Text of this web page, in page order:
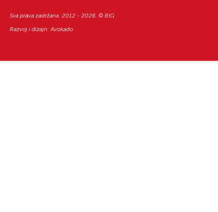
Sva prava zadržana. 2012 - 2026. © BIG
Razvoj i dizajn:Avokado